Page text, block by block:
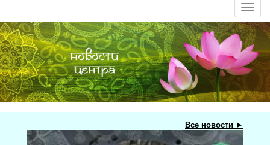
Все новости ►